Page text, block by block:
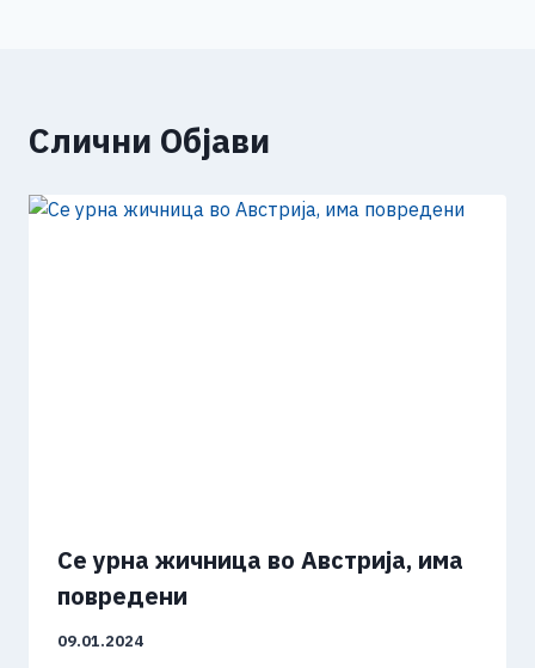
Слични Објави
Се урна жичница во Австрија, има
повредени
09.01.2024